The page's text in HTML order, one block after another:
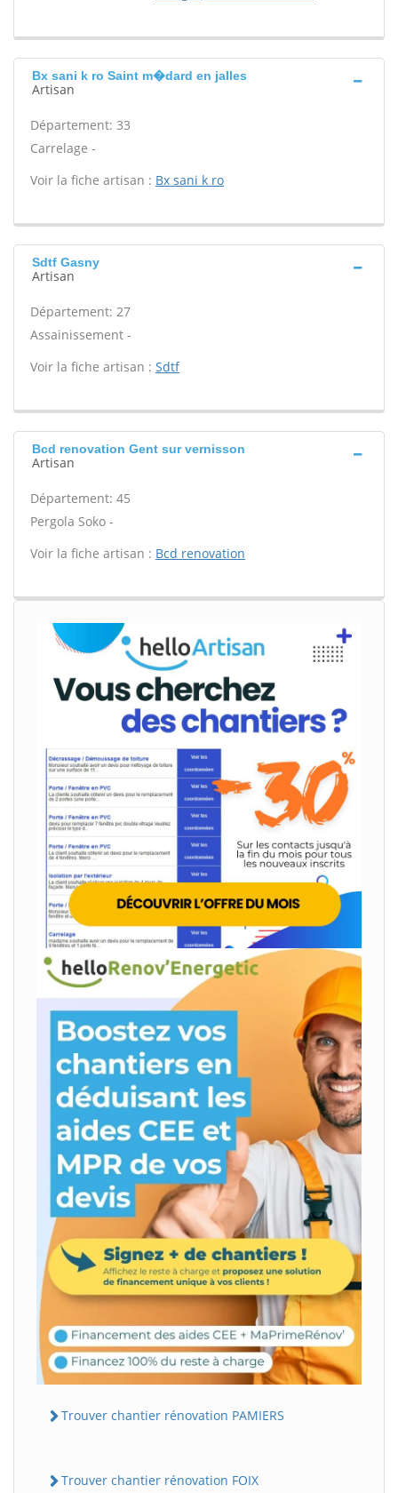
Bx sani k ro Saint m�dard en jalles
Artisan
Département: 33
Carrelage -
Voir la fiche artisan : Bx sani k ro
Sdtf Gasny
Artisan
Département: 27
Assainissement -
Voir la fiche artisan : Sdtf
Bcd renovation Gent sur vernisson
Artisan
Département: 45
Pergola Soko -
Voir la fiche artisan : Bcd renovation
Trouver chantier rénovation PAMIERS
Trouver chantier rénovation FOIX